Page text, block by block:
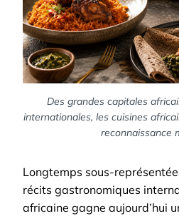
Des grandes capitales
internationales, les cuisines
reconnaissance
Longtemps sous-
récits gastronomiques
africaine gagne aujourd’hui